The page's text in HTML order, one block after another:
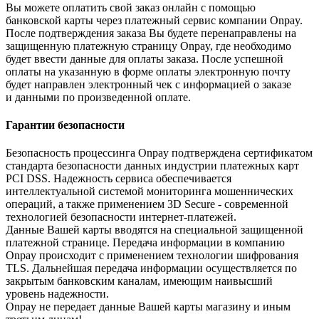
Вы можете оплатить свой заказ онлайн с помощью
банковской карты через платежный сервис компании Onpay.
После подтверждения заказа Вы будете перенаправлены на
защищенную платежную страницу Onpay, где необходимо
будет ввести данные для оплаты заказа. После успешной
оплаты на указанную в форме оплаты электронную почту
будет направлен электронный чек с информацией о заказе
и данными по произведенной оплате.
Гарантии безопасности
Безопасность процессинга Onpay подтверждена сертификатом
стандарта безопасности данных индустрии платежных карт
PCI DSS. Надежность сервиса обеспечивается
интеллектуальной системой мониторинга мошеннических
операций, а также применением 3D Secure - современной
технологией безопасности интернет-платежей.
Данные Вашей карты вводятся на специальной защищенной
платежной странице. Передача информации в компанию
Onpay происходит с применением технологии шифрования
TLS. Дальнейшая передача информации осуществляется по
закрытым банковским каналам, имеющим наивысший
уровень надежности.
Onpay не передает данные Вашей карты магазину и иным